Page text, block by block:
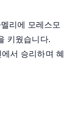
리에 모레스모
키웠습니다.
서 승리하며 혜